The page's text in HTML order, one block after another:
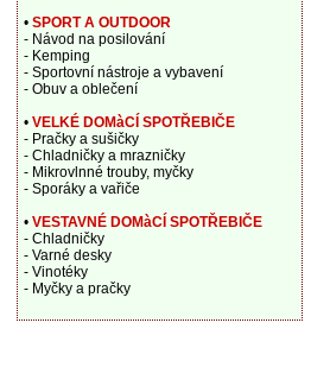
• SPORT A OUTDOOR
- Návod na posilování
- Kemping
- Sportovní nástroje a vybavení
- Obuv a oblečení
• VELKÉ DOMàCÍ SPOTŘEBIČE
- Pračky a sušičky
- Chladničky a mrazničky
- Mikrovlnné trouby, myčky
- Sporáky a vařiče
• VESTAVNÉ DOMàCÍ SPOTŘEBIČE
- Chladničky
- Varné desky
- Vinotéky
- Myčky a pračky